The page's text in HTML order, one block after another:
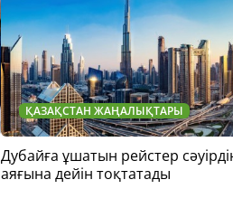
ҚАЗАҚСТАН ЖАҢАЛЫҚТАРЫ
Дубайға ұшатын рейстер
аяғына дейін тоқтатады